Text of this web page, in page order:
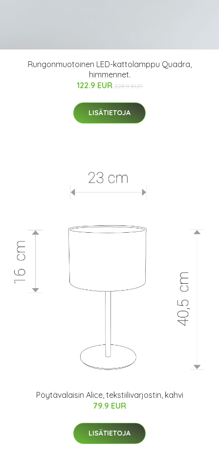
Rungonmuotoinen LED-kattolamppu Quadra,
himmennet.
122.9 EUR 228.9 EUR
LISÄTIETOJA
Pöytävalaisin Alice, tekstiilivarjostin, kahvi
79.9 EUR
LISÄTIETOJA